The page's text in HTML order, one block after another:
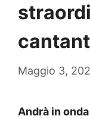
Maggio 3,
Andrà in